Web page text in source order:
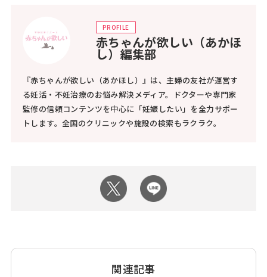
PROFILE
赤ちゃんが欲しい（あかほ
し）編集部
『赤ちゃんが欲しい（あかほし）』は、主婦の友社が運営す
る妊活・不妊治療のお悩み解決メディア。ドクターや専門家
監修の信頼コンテンツを中心に「妊娠したい」を全力サポー
トします。全国のクリニックや施設の検索もラクラク。
関連記事